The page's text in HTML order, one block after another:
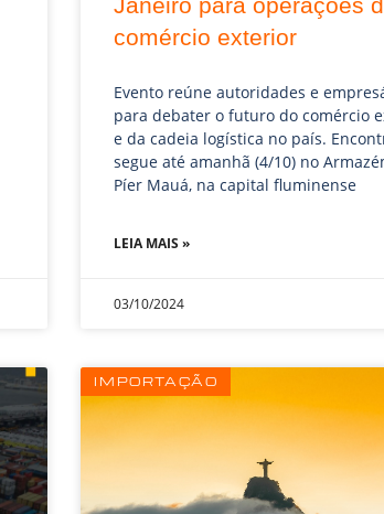
Janeiro para operações
comércio exterior
Evento reúne autoridades e
para debater o futuro do comércio
e da cadeia logística no país.
segue até amanhã (4/10) no
Píer Mauá, na capital fluminense
LEIA MAIS »
03/10/2024
IMPORTAÇÃO